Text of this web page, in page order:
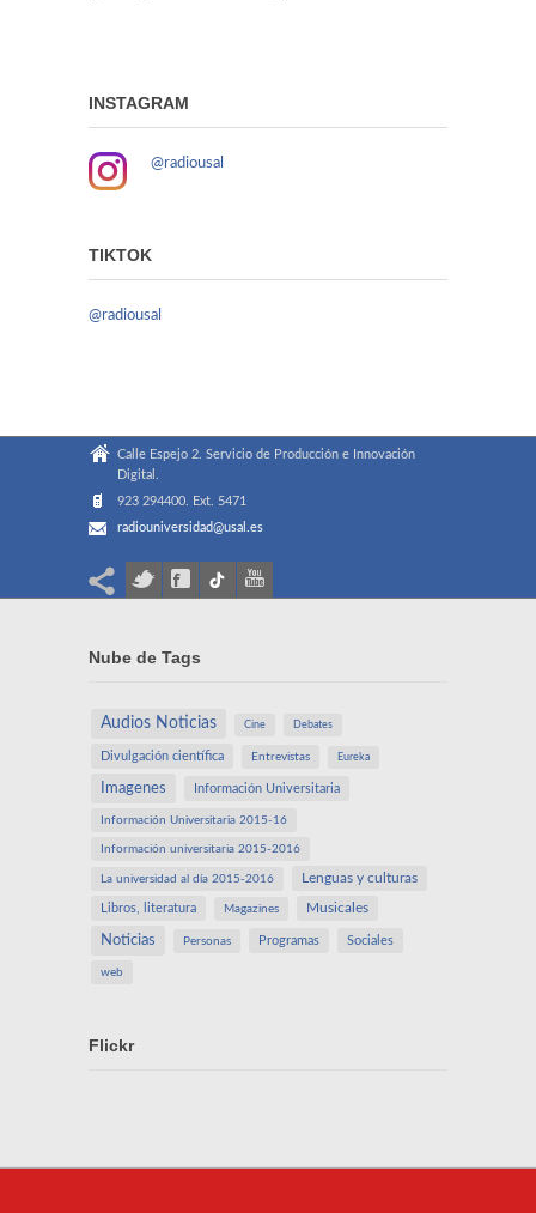
INSTAGRAM
@radiousal
TIKTOK
@radiousal
Calle Espejo 2. Servicio de Producción e Innovación
Digital.
923 294400. Ext. 5471
radiouniversidad@usal.es
Nube de Tags
Audios Noticias Cine Debates
Divulgación científica Entrevistas Eureka
Imagenes Información Universitaria
Información Universitaria 2015-16
Información universitaria 2015-2016
La universidad al día 2015-2016 Lenguas y culturas
Libros, literatura Magazines Musicales
Noticias Personas Programas Sociales
web
Flickr